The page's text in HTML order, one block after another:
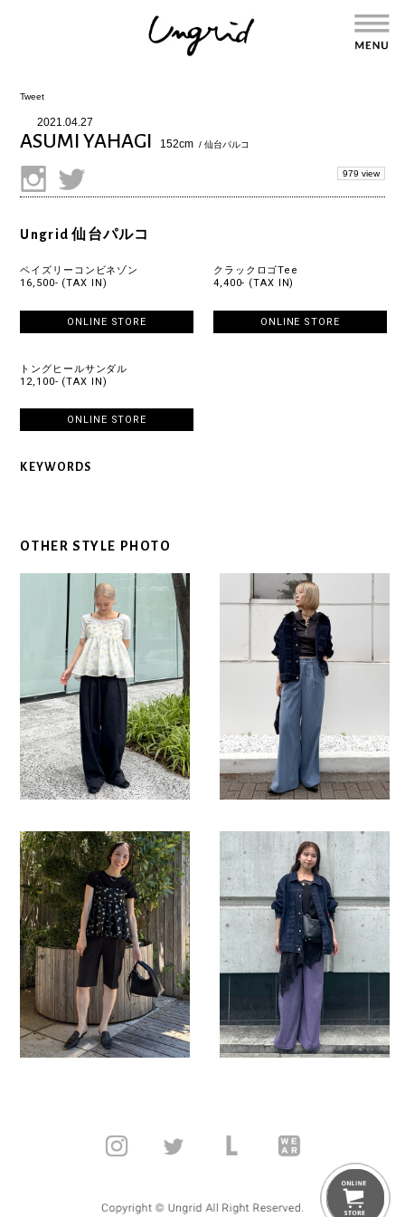
Tweet
2021.04.27
ASUMI YAHAGI 152cm / 仙台パルコ
979 view
Ungrid 仙台パルコ
ペイズリーコンビネゾン
16,500- (TAX IN)
ONLINE STORE
クラックロゴTee
4,400- (TAX IN)
ONLINE STORE
トングヒールサンダル
12,100- (TAX IN)
ONLINE STORE
KEYWORDS
OTHER STYLE PHOTO